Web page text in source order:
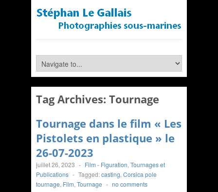
Tag Archives: Tournage
Tournage dans le film « Les
Pistolets en plastique » le
26-07-2023
juillet 26, 2023 - Film - Figuration, Tournages et
Publications - Tagged:casting, Corsica pole
tournage, Film, Tournage - no comments